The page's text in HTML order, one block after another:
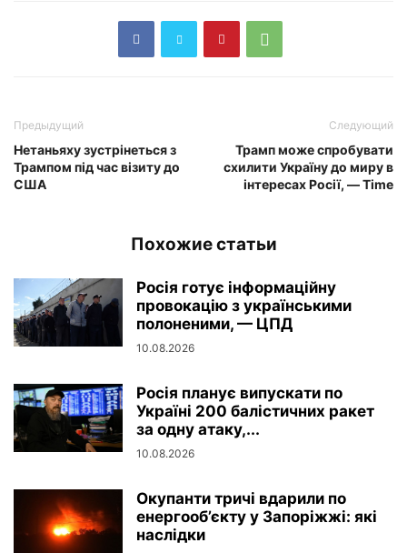
Предыдущий
Нетаньяху зустрінеться з
Трампом під час візиту до
США
Следующий
Трамп може спробувати
схилити Україну до миру в
інтересах Росії, — Time
Похожие статьи
Росія готує інформаційну
провокацію з українськими
полоненими, — ЦПД
10.08.2026
Росія планує випускати по
Україні 200 балістичних ракет
за одну атаку,...
10.08.2026
Окупанти тричі вдарили по
енергооб’єкту у Запоріжжі: які
наслідки